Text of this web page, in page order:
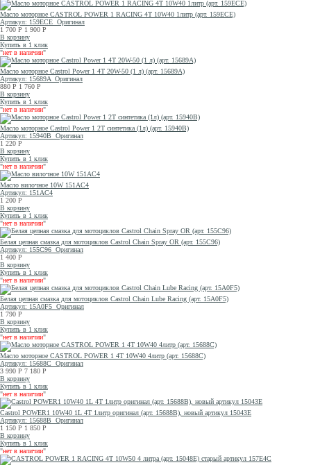
Масло моторное CASTROL POWER 1 RACING 4T 10W40 1литр (арт. 159ECE)
Артикул: 159ECE Оригинал
1 700 Р 1 900 Р
В корзину
Купить в 1 клик
"нет в наличии"
Масло моторное Castrol Power 1 4T 20W-50 (1 л) (арт. 15689A)
Артикул: 15689A Оригинал
880 Р 1 760 Р
В корзину
Купить в 1 клик
"нет в наличии"
Масло моторное Castrol Power 1 2T синтетика (1л) (арт. 15940B)
Артикул: 15940B
Оригинал
1 220 Р
В корзину
Купить в 1 клик
"нет в наличии"
Масло вилочное 10W 151AC4
Артикул: 151AC4
1 200 Р
В корзину
Купить в 1 клик
"нет в наличии"
Белая цепная смазка для мотоциклов Castrol Chain Spray OR (арт. 155C96)
Артикул: 155C96 Оригинал
1 400 Р
В корзину
Купить в 1 клик
"нет в наличии"
Белая цепная смазка для мотоциклов Castrol Chain Lube Racing (арт. 15A0F5)
Артикул: 15A0F5 Оригинал
1 790 Р
В корзину
Купить в 1 клик
"нет в наличии"
Масло моторное CASTROL POWER 1 4T 10W40 4литр (арт. 15688C)
Артикул: 15688C
Оригинал
3 990 Р 7 180 Р
В корзину
Купить в 1 клик
"нет в наличии"
Castrol POWER1 10W40 1L 4T 1литр оригинал (арт. 15688B), новый артикул 15043E
Артикул: 15688B
Оригинал
1 150 Р 1 850 Р
В корзину
Купить в 1 клик
"нет в наличии"